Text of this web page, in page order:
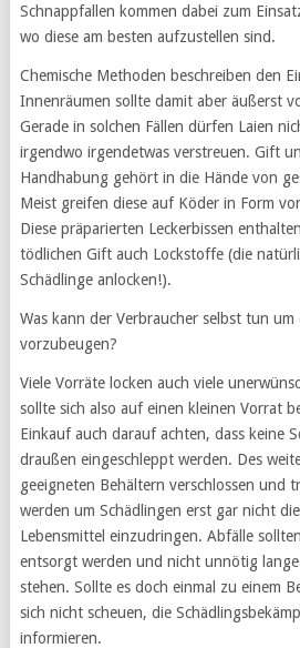
Schnappfallen kommen dabei zum
wo diese am besten aufzustellen sind.
Chemische Methoden beschreiben den
Innenräumen sollte damit aber äußerst
Gerade in solchen Fällen dürfen Laien
irgendwo irgendetwas verstreuen. Gift
Handhabung gehört in die Hände von
Meist greifen diese auf Köder in Form
Diese präparierten Leckerbissen
tödlichen Gift auch Lockstoffe (die
Schädlinge anlocken!).
Was kann der Verbraucher selbst tun um
vorzubeugen?
Viele Vorräte locken auch viele
sollte sich also auf einen kleinen Vorrat
Einkauf auch darauf achten, dass keine
draußen eingeschleppt werden. Des
geeigneten Behältern verschlossen und
werden um Schädlingen erst gar nicht
Lebensmittel einzudringen. Abfälle
entsorgt werden und nicht unnötig
stehen. Sollte es doch einmal zu einem
sich nicht scheuen, die
informieren.